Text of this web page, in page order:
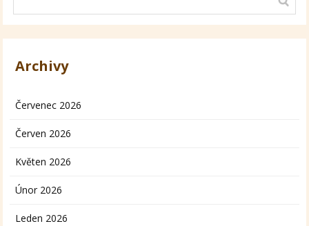
Archivy
Červenec 2026
Červen 2026
Květen 2026
Únor 2026
Leden 2026